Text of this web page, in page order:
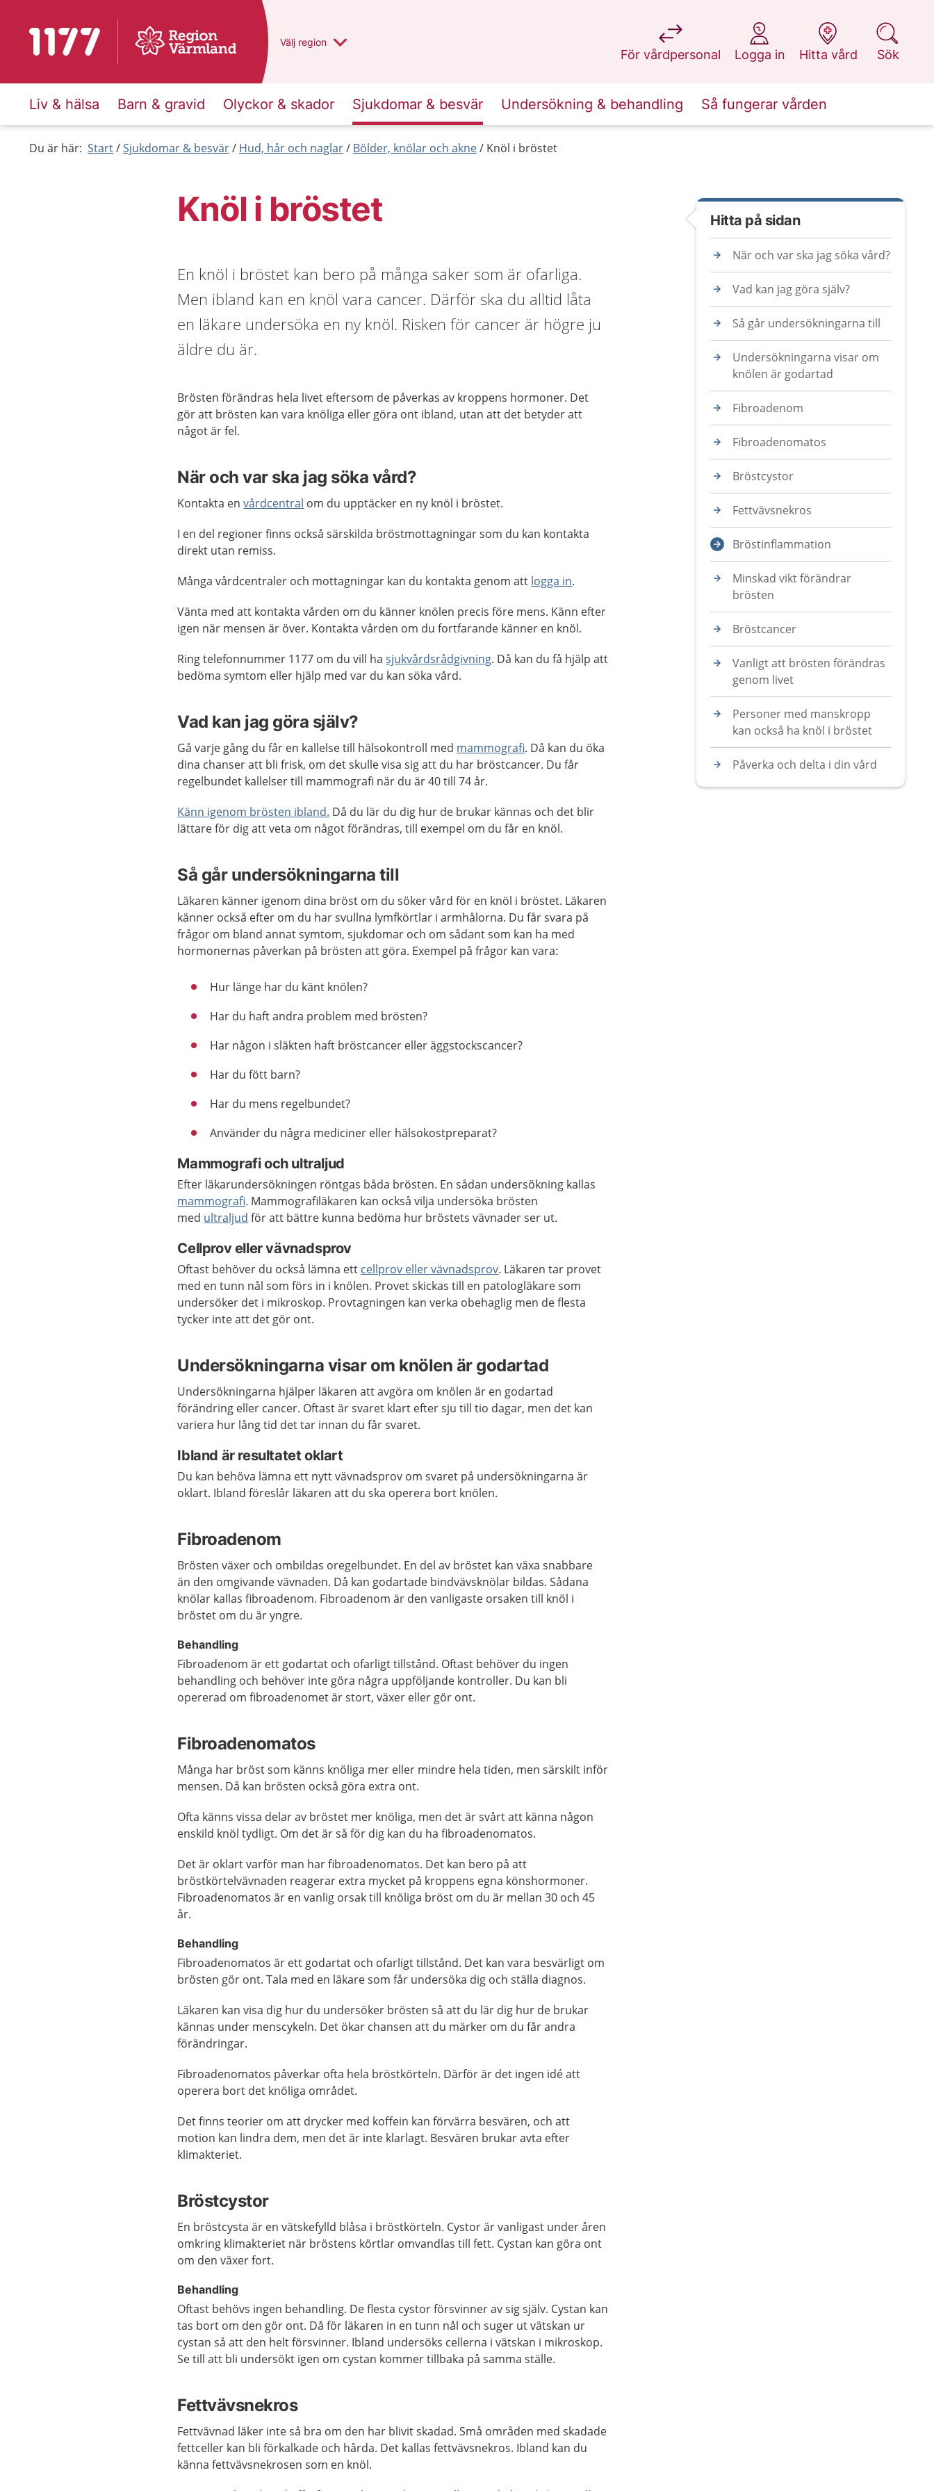
Till startsidan för 1177 Du har valt region
Välj en annan
region
För vårdpersonal
på 1177.se
Logga in
på 1177.se
Hitta vård
på 1177.se
Sök
på 1177.se
Liv & hälsa Barn & gravid Olyckor & skador Sjukdomar & besvär Undersökning & behandling Så fungerar vården
Du är här: Start Sjukdomar & besvär Hud, hår och naglar Bölder, knölar och akne Knöl i bröstet
Knöl i bröstet
En knöl i bröstet kan bero på många saker som är ofarliga.
Men ibland kan en knöl vara cancer. Därför ska du alltid låta
en läkare undersöka en ny knöl. Risken för cancer är högre ju
äldre du är.
Brösten förändras hela livet eftersom de påverkas av kroppens hormoner. Det
gör att brösten kan vara knöliga eller göra ont ibland, utan att det betyder att
något är fel.
När och var ska jag söka vård?
Kontakta envårdcentral om du upptäcker en ny knöl i bröstet.
I en del regioner finns också särskilda bröstmottagningar som du kan kontakta
direkt utan remiss.
Många vårdcentraler och mottagningar kan du kontakta genom att logga in.
Vänta med att kontakta vården om du känner knölen precis före mens. Känn efter
igen när mensen är över. Kontakta vården om du fortfarande känner en knöl.
Ring telefonnummer 1177 om du vill hasjukvårdsrådgivning. Då kan du få hjälp att
bedöma symtom eller hjälp med var du kan söka vård.
Vad kan jag göra själv?
Gå varje gång du får en kallelse till hälsokontroll med mammografi. Då kan du öka
dina chanser att bli frisk, om det skulle visa sig att du har bröstcancer. Du får
regelbundet kallelser till mammografi när du är 40 till 74 år.
Känn igenom brösten ibland. Då du lär du dig hur de brukar kännas och det blir
lättare för dig att veta om något förändras, till exempel om du får en knöl.
Så går undersökningarna till
Läkaren känner igenom dina bröst om du söker vård för en knöl i bröstet. Läkaren
känner också efter om du har svullna lymfkörtlar i armhålorna. Du får svara på
frågor om bland annat symtom, sjukdomar och om sådant som kan ha med
hormonernas påverkan på brösten att göra. Exempel på frågor kan vara:
Hur länge har du känt knölen?
Har du haft andra problem med brösten?
Har någon i släkten haft bröstcancer eller äggstockscancer?
Har du fött barn?
Har du mens regelbundet?
Använder du några mediciner eller hälsokostpreparat?
Mammografi och ultraljud
Efter läkarundersökningen röntgas båda brösten. En sådan undersökning kallas
mammografi. Mammografiläkaren kan också vilja undersöka brösten
med ultraljud för att bättre kunna bedöma hur bröstets vävnader ser ut.
Cellprov eller vävnadsprov
Oftast behöver du också lämna ett cellprov eller vävnadsprov. Läkaren tar provet
med en tunn nål som förs in i knölen. Provet skickas till en patologläkare som
undersöker det i mikroskop. Provtagningen kan verka obehaglig men de flesta
tycker inte att det gör ont.
Undersökningarna visar om knölen är godartad
Undersökningarna hjälper läkaren att avgöra om knölen är en godartad
förändring eller cancer. Oftast är svaret klart efter sju till tio dagar, men det kan
variera hur lång tid det tar innan du får svaret.
Ibland är resultatet oklart
Du kan behöva lämna ett nytt vävnadsprov om svaret på undersökningarna är
oklart. Ibland föreslår läkaren att du ska operera bort knölen.
Fibroadenom
Brösten växer och ombildas oregelbundet. En del av bröstet kan växa snabbare
än den omgivande vävnaden. Då kan godartade bindvävsknölar bildas. Sådana
knölar kallas fibroadenom. Fibroadenom är den vanligaste orsaken till knöl i
bröstet om du är yngre.
Behandling
Fibroadenom är ett godartat och ofarligt tillstånd. Oftast behöver du ingen
behandling och behöver inte göra några uppföljande kontroller. Du kan bli
opererad om fibroadenomet är stort, växer eller gör ont.
Fibroadenomatos
Många har bröst som känns knöliga mer eller mindre hela tiden, men särskilt inför
mensen. Då kan brösten också göra extra ont.
Ofta känns vissa delar av bröstet mer knöliga, men det är svårt att känna någon
enskild knöl tydligt. Om det är så för dig kan du ha fibroadenomatos.
Det är oklart varför man har fibroadenomatos. Det kan bero på att
bröstkörtelvävnaden reagerar extra mycket på kroppens egna könshormoner.
Fibroadenomatos är en vanlig orsak till knöliga bröst om du är mellan 30 och 45
år.
Behandling
Fibroadenomatos är ett godartat och ofarligt tillstånd. Det kan vara besvärligt om
brösten gör ont. Tala med en läkare som får undersöka dig och ställa diagnos.
Läkaren kan visa dig hur du undersöker brösten så att du lär dig hur de brukar
kännas under menscykeln. Det ökar chansen att du märker om du får andra
förändringar.
Fibroadenomatos påverkar ofta hela bröstkörteln. Därför är det ingen idé att
operera bort det knöliga området.
Det finns teorier om att drycker med koffein kan förvärra besvären, och att
motion kan lindra dem, men det är inte klarlagt. Besvären brukar avta efter
klimakteriet.
Bröstcystor
En bröstcysta är en vätskefylld blåsa i bröstkörteln. Cystor är vanligast under åren
omkring klimakteriet när bröstens körtlar omvandlas till fett. Cystan kan göra ont
om den växer fort.
Behandling
Oftast behövs ingen behandling. De flesta cystor försvinner av sig själv. Cystan kan
tas bort om den gör ont. Då för läkaren in en tunn nål och suger ut vätskan ur
cystan så att den helt försvinner. Ibland undersöks cellerna i vätskan i mikroskop.
Se till att bli undersökt igen om cystan kommer tillbaka på samma ställe.
Fettvävsnekros
Fettvävnad läker inte så bra om den har blivit skadad. Små områden med skadade
fettceller kan bli förkalkade och hårda. Det kallas fettvävsnekros. Ibland kan du
känna fettvävsnekrosen som en knöl.
Hitta på sidan
När och var ska jag söka vård?
Vad kan jag göra själv?
Så går undersökningarna till
Undersökningarna visar om
knölen är godartad
Fibroadenom
Fibroadenomatos
Bröstcystor
Fettvävsnekros
Bröstinflammation
Minskad vikt förändrar
brösten
Bröstcancer
Vanligt att brösten förändras
genom livet
Personer med manskropp
kan också ha knöl i bröstet
Påverka och delta i din vård